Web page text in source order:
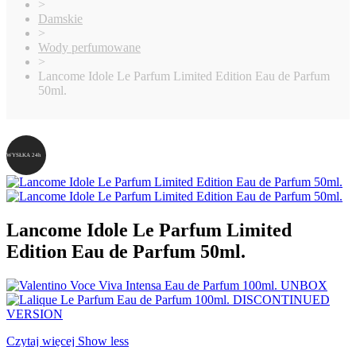
>
Damskie
>
Wody perfumowane
>
Lancome Idole Le Parfum Limited Edition Eau de Parfum
50ml.
WYSŁKA 24h
Lancome Idole Le Parfum Limited
Edition Eau de Parfum 50ml.
Czytaj więcej Show less